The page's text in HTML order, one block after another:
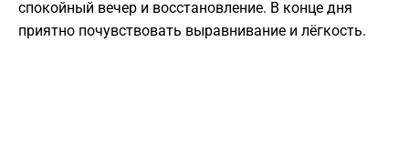
спокойный вечер и восстановление. В конце дня
приятно почувствовать выравнивание и лёгкость.